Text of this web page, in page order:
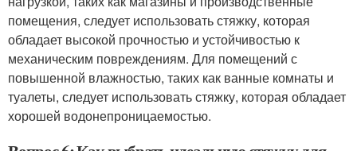
помещения, следует использовать стяжку, которая
обладает высокой прочностью и устойчивостью к
механическим повреждениям. Для помещений с
повышенной влажностью, таких как ванные комнаты и
туалеты, следует использовать стяжку, которая обладает
хорошей водонепроницаемостью.